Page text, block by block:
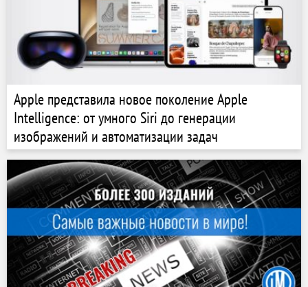
Apple представила новое поколение Apple
Intelligence: от умного Siri до генерации
изображений и автоматизации задач